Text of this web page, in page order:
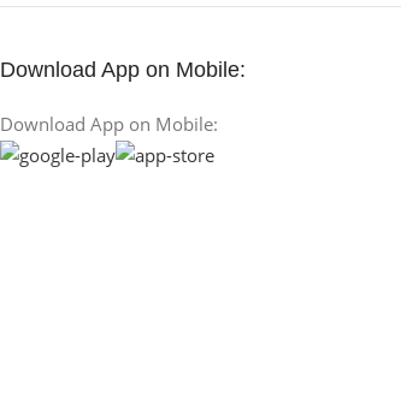
Download App on Mobile:
Download App on Mobile: